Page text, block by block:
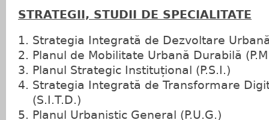
STRATEGII, STUDII DE SPECIALITATE
Strategia Integrată de Dezvoltare
Planul de Mobilitate Urbană Durabilă
Planul Strategic Instituțional (P.S.I.)
Strategia Integrată de Transformare
(S.I.T.D.)
Planul Urbanistic General (P.U.G.)